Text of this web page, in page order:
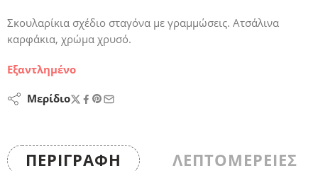
Σκουλαρίκια σχέδιο σταγόνα με γραμμώσεις. Ατσάλινα
καρφάκια, χρώμα χρυσό.
Εξαντλημένο
Μερίδιο
ΠΕΡΙΓΡΑΦΉ ΛΕΠΤΟΜΕΡΕΙΕΣ